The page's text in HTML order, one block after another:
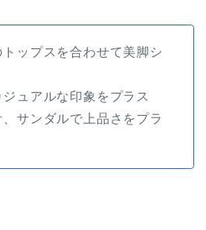
トップスを合わせて美脚シ
ジュアルな印象をプラス
、サンダルで上品さをプラ